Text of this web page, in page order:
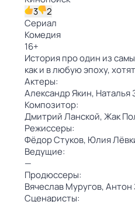
3
2
Сериал
Комедия
16+
История про один из
как и в любую эпоху,
Актеры:
Александр Якин, Наталья
Композитор:
Дмитрий Ланской,Жак
Режиссеры:
Фёдор Стуков, Юлия
Ведущие:
—
Продюссеры:
Вячеслав Муругов,Антон
Сценаристы: